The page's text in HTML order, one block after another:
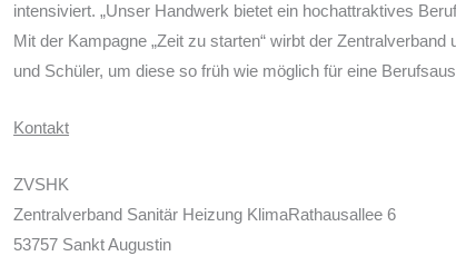
intensiviert. „Unser Handwerk bietet ein hochattraktives
Mit der Kampagne „Zeit zu starten“ wirbt der
und Schüler, um diese so früh wie möglich für eine
Kontakt
ZVSHK
Zentralverband Sanitär Heizung KlimaRathausallee 6
53757 Sankt Augustin